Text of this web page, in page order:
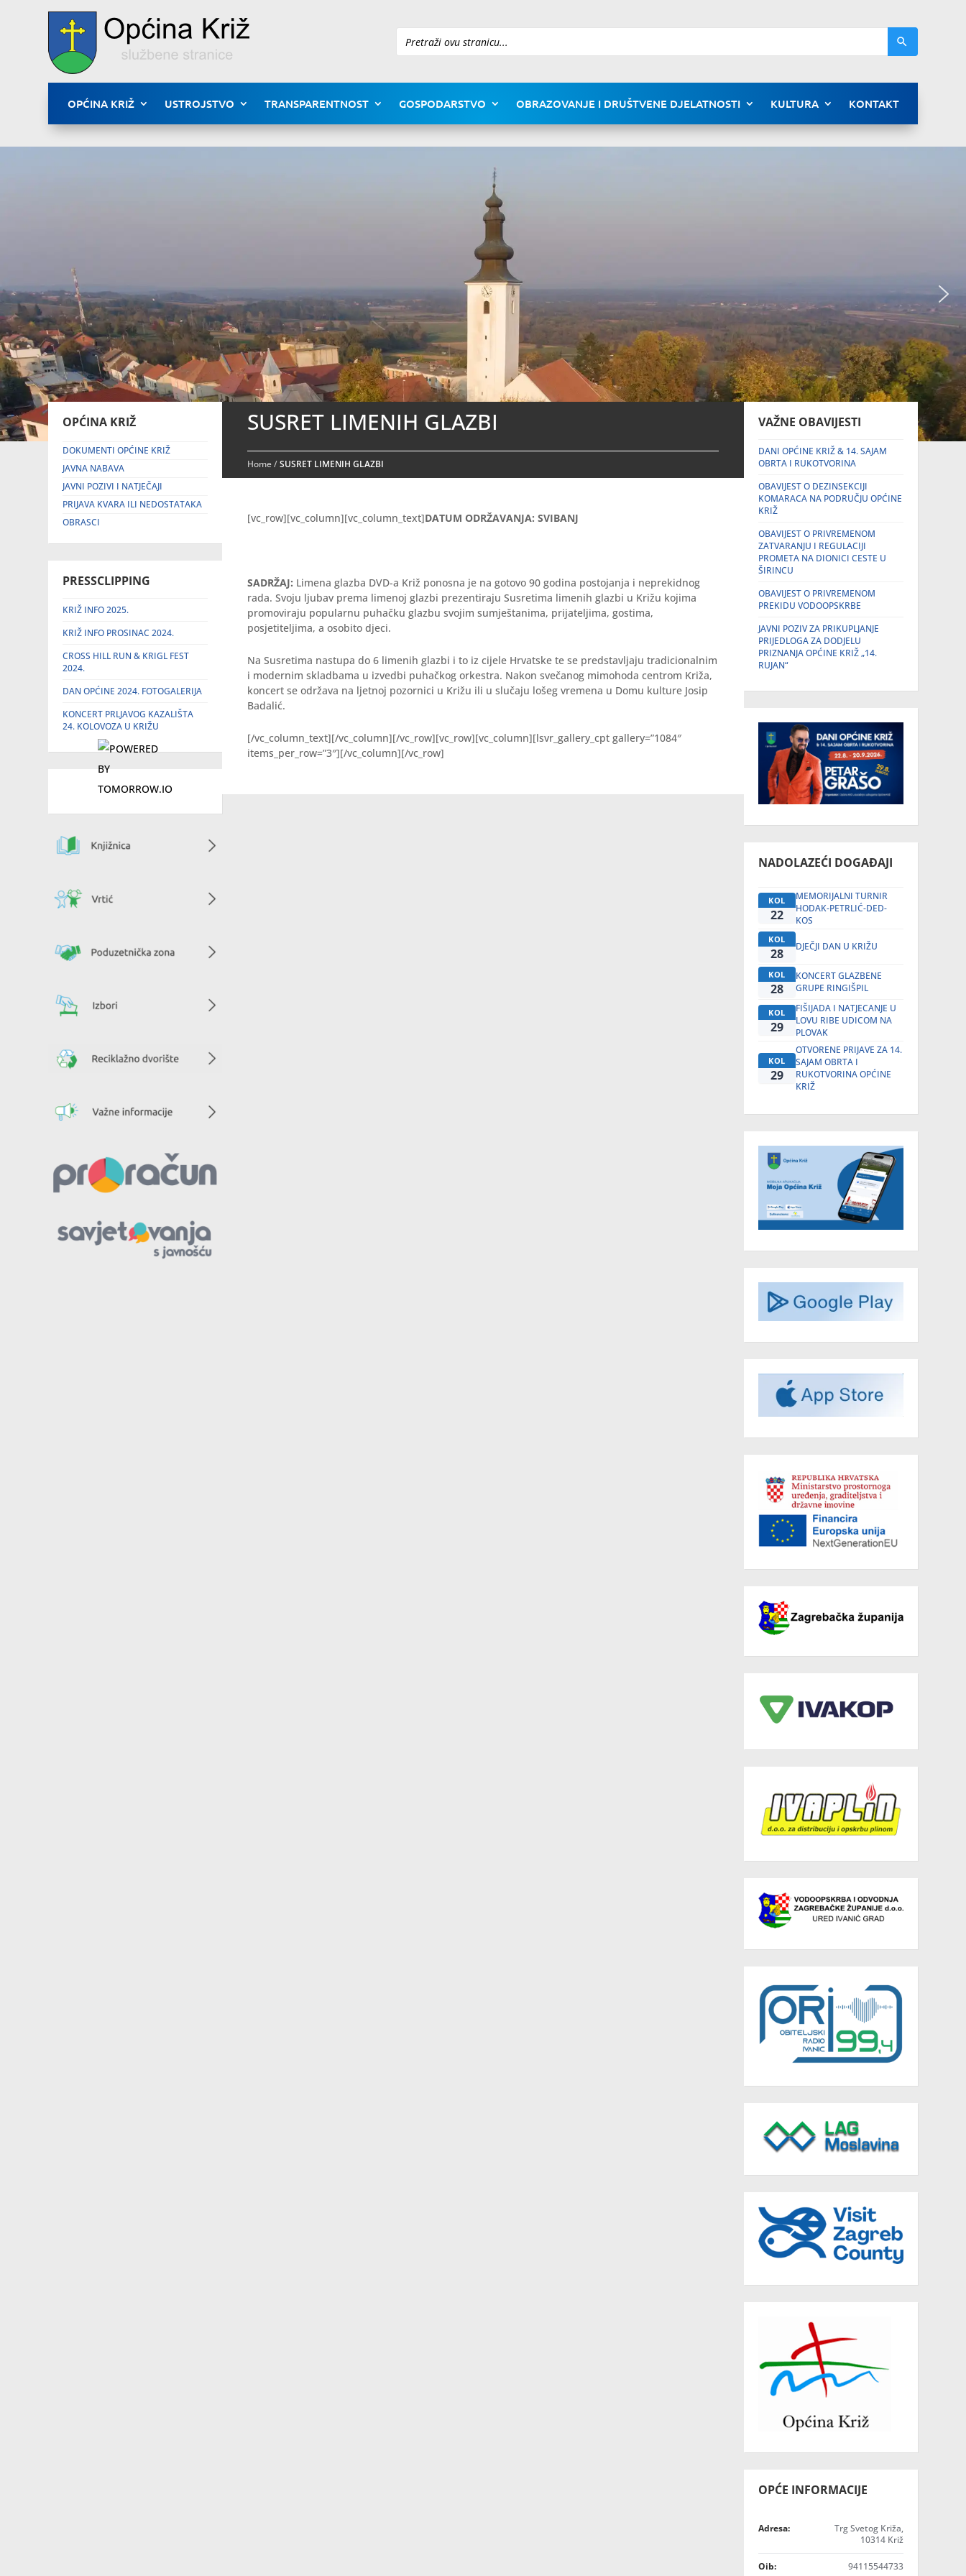
Pretraži
OPĆINA KRIŽ USTROJSTVO TRANSPARENTNOST GOSPODARSTVO OBRAZOVANJE I DRUŠTVENE DJELATNOSTI KULTURA KONTAKT
OPĆINA KRIŽ
DOKUMENTI OPĆINE KRIŽ
JAVNA NABAVA
JAVNI POZIVI I NATJEČAJI
PRIJAVA KVARA ILI NEDOSTATAKA
OBRASCI
PRESSCLIPPING
KRIŽ INFO 2025.
KRIŽ INFO PROSINAC 2024.
CROSS HILL RUN & KRIGL FEST
2024.
DAN OPĆINE 2024. FOTOGALERIJA
KONCERT PRLJAVOG KAZALIŠTA
24. KOLOVOZA U KRIŽU
SUSRET LIMENIH GLAZBI
Home/SUSRET LIMENIH GLAZBI
[vc_row][vc_column][vc_column_text]DATUM ODRŽAVANJA: SVIBANJ
SADRŽAJ: Limena glazba DVD-a Križ ponosna je na gotovo 90 godina postojanja i neprekidnog
rada. Svoju ljubav prema limenoj glazbi prezentiraju Susretima limenih glazbi u Križu kojima
promoviraju popularnu puhačku glazbu svojim sumještanima, prijateljima, gostima,
posjetiteljima, a osobito djeci.
Na Susretima nastupa do 6 limenih glazbi i to iz cijele Hrvatske te se predstavljaju tradicionalnim
i modernim skladbama u izvedbi puhačkog orkestra. Nakon svečanog mimohoda centrom Križa,
koncert se održava na ljetnoj pozornici u Križu ili u slučaju lošeg vremena u Domu kulture Josip
Badalić.
[/vc_column_text][/vc_column][/vc_row][vc_row][vc_column][lsvr_gallery_cpt gallery=”1084″
items_per_row=”3″][/vc_column][/vc_row]
VAŽNE OBAVIJESTI
DANI OPĆINE KRIŽ & 14. SAJAM
OBRTA I RUKOTVORINA
OBAVIJEST O DEZINSEKCIJI
KOMARACA NA PODRUČJU OPĆINE
KRIŽ
OBAVIJEST O PRIVREMENOM
ZATVARANJU I REGULACIJI
PROMETA NA DIONICI CESTE U
ŠIRINCU
OBAVIJEST O PRIVREMENOM
PREKIDU VODOOPSKRBE
JAVNI POZIV ZA PRIKUPLJANJE
PRIJEDLOGA ZA DODJELU
PRIZNANJA OPĆINE KRIŽ „14.
RUJAN“
NADOLAZEĆI DOGAĐAJI
KOL
22
MEMORIJALNI TURNIR
HODAK-PETRLIĆ-DED-
KOS
KOL
28 DJEČJI DAN U KRIŽU
KOL
28
KONCERT GLAZBENE
GRUPE RINGIŠPIL
KOL
29
FIŠIJADA I NATJECANJE U
LOVU RIBE UDICOM NA
PLOVAK
KOL
29
OTVORENE PRIJAVE ZA 14.
SAJAM OBRTA I
RUKOTVORINA OPĆINE
KRIŽ
OPĆE INFORMACIJE
Adresa:
Trg Svetog Križa,
10314 Križ
Oib: 94115544733